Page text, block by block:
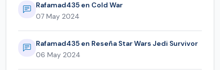
Rafamad435 en Cold War
07 May 2024
Rafamad435 en Reseña Star Wars Jedi Survivor
06 May 2024